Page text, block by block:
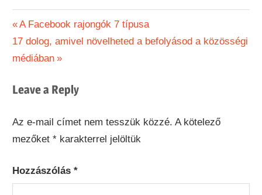
Bejegyzés
navigáció
Previous
Post:
A Facebook rajongók 7 típusa
Next
Post:
17 dolog, amivel növelheted a befolyásod a közösségi
médiában
Leave a Reply
Az e-mail címet nem tesszük közzé. A kötelező
mezőket* karakterrel jelöltük
Hozzászólás*